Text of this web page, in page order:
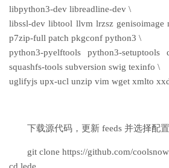
libpython3-dev libreadline-dev \
libssl-dev libtool llvm lrzsz genisoimage
p7zip-full patch pkgconf python3 \
python3-pyelftools python3-setuptools
squashfs-tools subversion swig texinfo \
uglifyjs upx-ucl unzip vim wget xmlto
下载源代码，更新 feeds 并选择配置
git clone https://github.com/